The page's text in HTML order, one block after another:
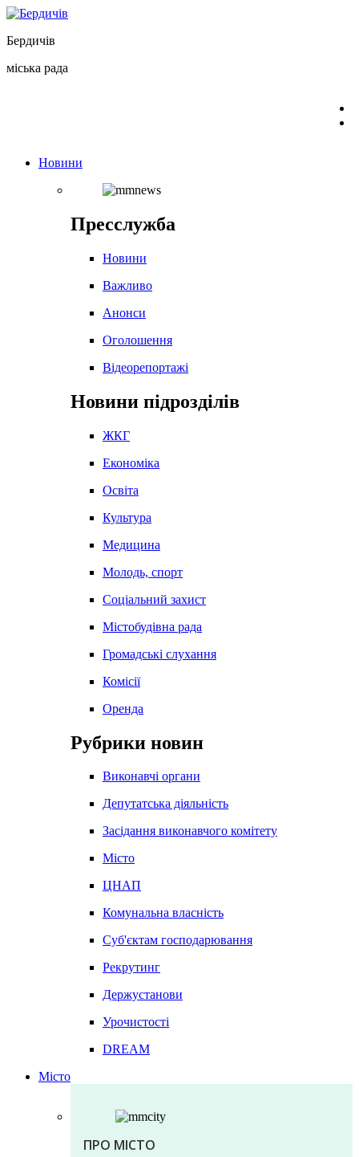
Перейти
вмісту
Бердичів
міська рада
Новини
Пресслужба
Новини
Важливо
Анонси
Оголошення
Відеорепортажі
Новини підрозділів
ЖКГ
Економіка
Освіта
Культура
Медицина
Молодь, спорт
Соціальний захист
Містобудівна рада
Громадські слухання
Комісії
Оренда
Рубрики новин
Виконавчі органи
Депутатська діяльність
Засідання виконавчого комітету
Місто
ЦНАП
Комунальна власність
Суб'єктам господарювання
Рекрутинг
Держустанови
Урочистості
DREAM
Місто
ПРО МІСТО